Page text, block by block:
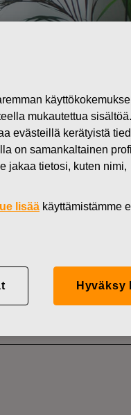
OYJ ABP:N OMIEN
mukautettua sisältöä.
evästeillä kerätyistä
on samankaltainen
jakaa tietosi, kuten nimi,
lisää käyttämistämme
Hyväksy